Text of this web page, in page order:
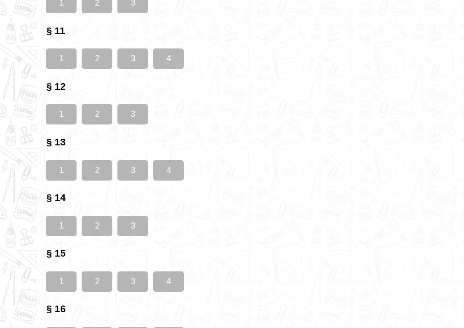
1 2 3
§ 11
1 2 3 4
§ 12
1 2 3
§ 13
1 2 3 4
§ 14
1 2 3
§ 15
1 2 3 4
§ 16